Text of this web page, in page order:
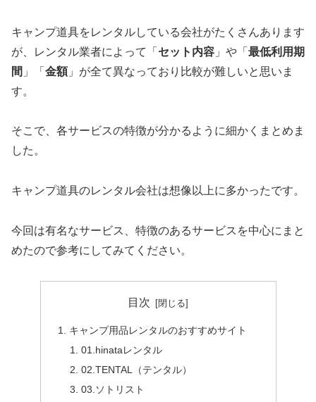
キャンプ道具をレンタルしている会社がたくさんあります
が、レンタル業者によって「 セット内容 」や「 最低利用期
間 」「 金額」が全て異なっており比較が難しいと思いま
す。
そこで、各サービスの特徴が分かるように細かくまとめま
した。
キャンプ道具のレンタル会社は想像以上に多かったです。
今回は有名なサービス、特徴のあるサービスを中心にまと
めたので参考にしてみてください。
目次
キャンプ用品レンタルのおすすめサイト
01.hinataレンタル
02.TENTAL（テンタル）
03.ソトリスト